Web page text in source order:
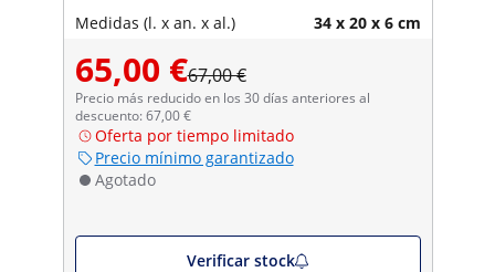
Medidas (l. x an. x al.) 34 x 20 x 6 cm
65,00 €67,00 €
Precio más reducido en los 30 días anteriores al
descuento: 67,00 €
Oferta por tiempo limitado
Precio mínimo garantizado
Agotado
Verificar stock